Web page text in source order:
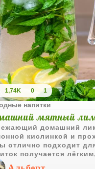
1,74K 0 1
напитки
мятный
домашний
кислинкой и
отлично подходит
получается
вкусным после